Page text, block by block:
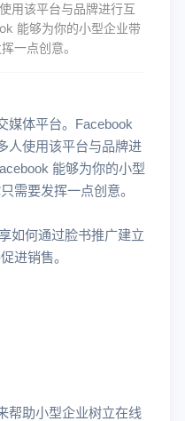
用该平台与品牌进行互
能够为你的小型企业带
一点创意。
媒体平台。Facebook
人使用该平台与品牌进
能够为你的小型
需要发挥一点创意。
如何通过脸书推广建立
进销售。
帮助小型企业树立在线